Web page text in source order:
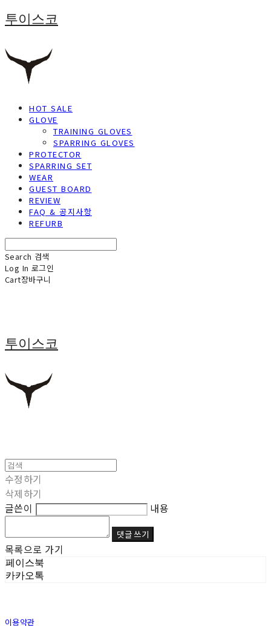
투이스코
HOT SALE
GLOVE
TRAINING GLOVES
SPARRING GLOVES
PROTECTOR
SPARRING SET
WEAR
GUEST BOARD
REVIEW
FAQ & 공지사항
REFURB
Search 검색
Log In 로그인
Cart장바구니
투이스코
수정하기
삭제하기
글쓴이
내용
댓글 쓰기
목록으로 가기
페이스북
카카오톡
이용약관